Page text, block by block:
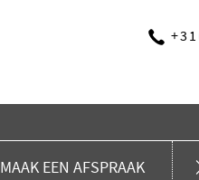
MAAK EEN AFSPRAAK